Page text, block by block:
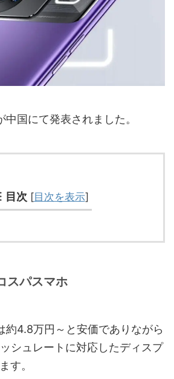
国にて発表されました。
目次 [目次を表示]
スパスマホ
約4.8万円～と安価でありながら
シュレートに対応したディスプ
す。